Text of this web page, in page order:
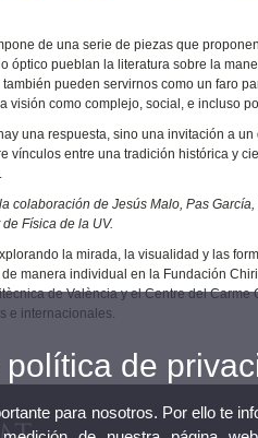
de una serie de piezas que
óptico pueblan la literatura sobre la
también pueden servirnos como un faro
visión como complejo, social, e incluso
una respuesta, sino una invitación a
vínculos entre una tradición histórica y
colaboración de Jesús Malo, Pas
Física de la UV.
la mirada, la visualidad y las
manera individual en la Fundación
de València y el Centre del
e internacionales.
de
para nosotros. Por ello te